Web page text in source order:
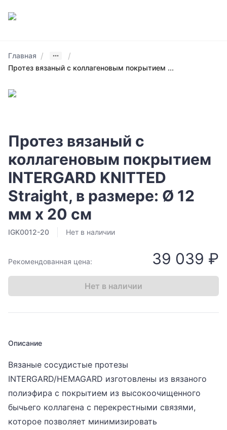
Главная / /
Протез вязаный с коллагеновым покрытием ...
Протез вязаный с
коллагеновым покрытием
INTERGARD KNITTED
Straight, в размере: Ø 12
мм х 20 см
IGK0012-20 Нет в наличии
Рекомендованная цена: 39 039 ₽
Нет в наличии
Описание
Вязаные сосудистые протезы
INTERGARD/HEMAGARD изготовлены из вязаного
полиэфира с покрытием из высокоочищенного
бычьего коллагена с перекрестными связями,
которое позволяет минимизировать